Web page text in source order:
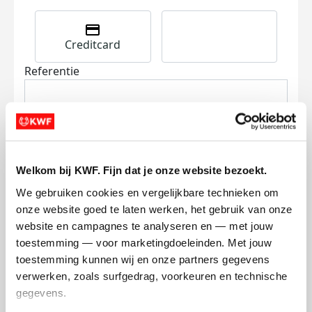
Welkom bij KWF. Fijn dat je onze website bezoekt.
We gebruiken cookies en vergelijkbare technieken om
onze website goed te laten werken, het gebruik van onze
website en campagnes te analyseren en — met jouw
toestemming — voor marketingdoeleinden. Met jouw
toestemming kunnen wij en onze partners gegevens
verwerken, zoals surfgedrag, voorkeuren en technische
gegevens.
Creditcard
Referentie
Ik wil bijdragen aan de transactiekosten
en betaal €0.75 extra.
Doneer nu